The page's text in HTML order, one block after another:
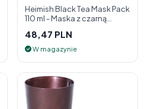
Heimish Black Tea Mask Pack
110 ml - Maska z czarną
48,47 PLN
W magazynie